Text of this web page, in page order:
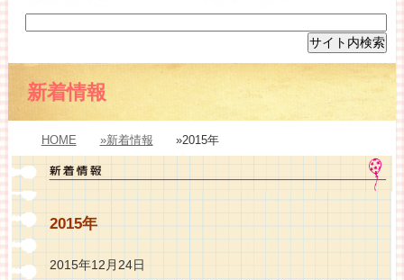
新着情報
HOME »新着情報 »2015年
2015年
2015年12月24日